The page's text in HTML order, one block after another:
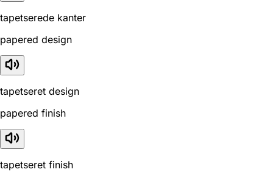
tapetserede kanter
papered design
tapetseret design
papered finish
tapetseret finish